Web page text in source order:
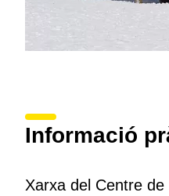
des de Martinet, que
Natural Protegit de les
seguida penetrem a la
Informació
Xarxa del Centre